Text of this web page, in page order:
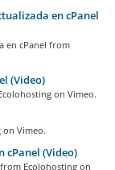
en cPanel
en cPanel from
(Video)
on Vimeo.
on Vimeo.
cPanel (Video)
Ecolohosting on